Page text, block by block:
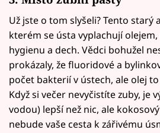
Už jste o tom slyšeli? Tento
kterém se ústa vyplachují
hygienu a dech. Vědci bohužel
prokázaly, že fluoridové a
počet bakterií v ústech, ale olej
Když si večer nevyčistíte zuby, je
vodou) lepší než nic, ale
nebude vaše cesta k zářivému